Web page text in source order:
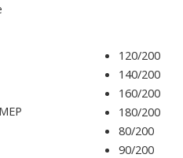
120/200
140/200
160/200
180/200
80/200
90/200